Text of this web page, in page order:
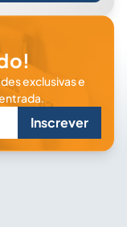
exclusivas e
Inscrever